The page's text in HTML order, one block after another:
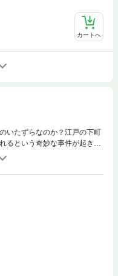
カートへ
いたずらなのか？江戸の下町
るという奇妙な事件が起き
って怯えさせたり、何者かが
と、町内を大騒ぎに陥れる。
れるが、その夜、半鐘がまた
ではないのか？半七は、どう